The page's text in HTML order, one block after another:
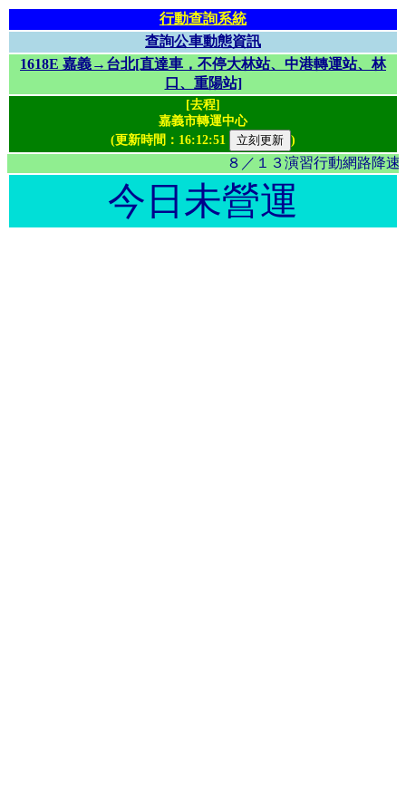
行動查詢系統
查詢公車動態資訊
1618E 嘉義→台北[直達車，不停大林站、中港轉運站、林
口、重陽站]
[去程]
嘉義市轉運中心
(更新時間： 16:12:51 )
８／１３演習行動網路
今日未營運